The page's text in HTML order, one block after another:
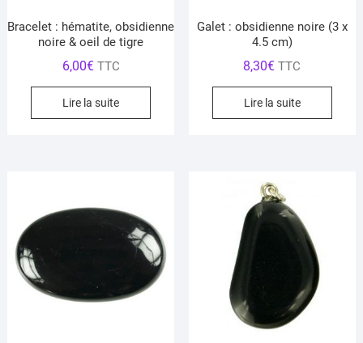
Bracelet : hématite, obsidienne
noire & oeil de tigre
6,00€ TTC
Lire la suite
Galet : obsidienne noire (3 x
4.5 cm)
8,30€ TTC
Lire la suite